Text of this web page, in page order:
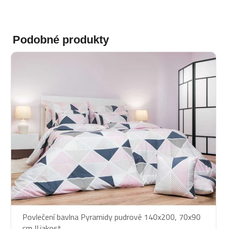
Podobné produkty
Povlečení bavlna Pyramidy pudrové 140x200, 70x90